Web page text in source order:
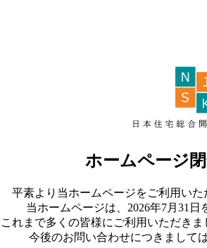
ホームページ
平素より当ホームページをご利用いた
当ホームページは、2026年7月31日
これまで多くの皆様にご利用いただき
今後のお問い合わせにつきまして